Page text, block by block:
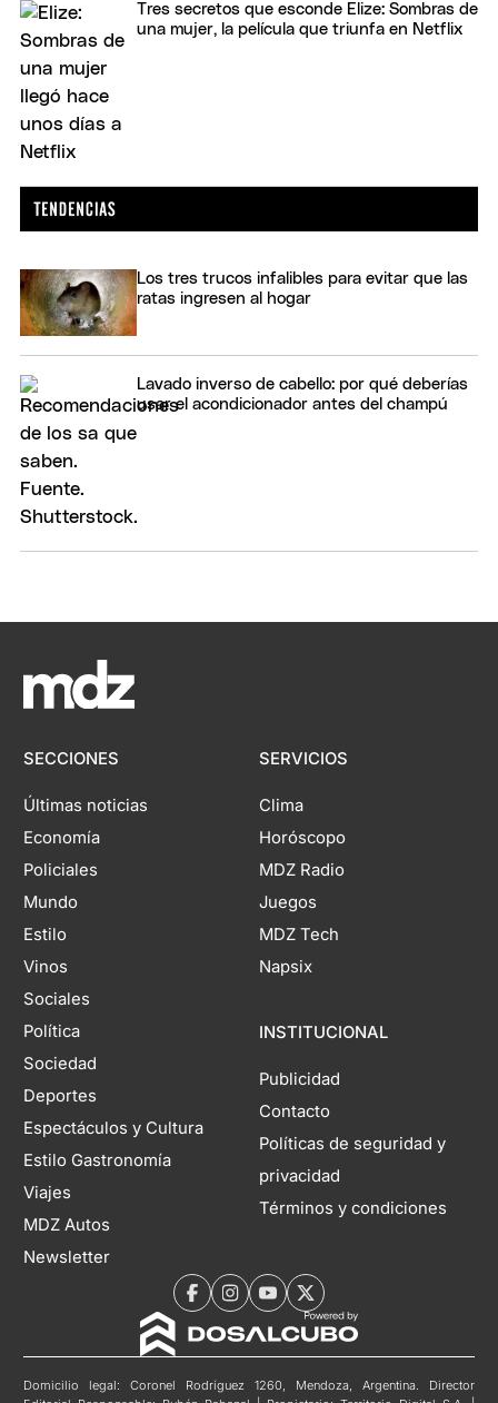
Tres secretos que esconde Elize: Sombras de
una mujer, la película que triunfa en Netflix
Los tres trucos infalibles para evitar que las
ratas ingresen al hogar
Lavado inverso de cabello: por qué deberías
usar el acondicionador antes del champú
SECCIONES
Últimas noticias
Economía
Policiales
Mundo
Estilo
Vinos
Sociales
Política
Sociedad
Deportes
Espectáculos y Cultura
Estilo Gastronomía
Viajes
MDZ Autos
Newsletter
SERVICIOS
Clima
Horóscopo
MDZ Radio
Juegos
MDZ Tech
Napsix
INSTITUCIONAL
Publicidad
Contacto
Políticas de seguridad y
privacidad
Términos y condiciones
Domicilio legal: Coronel Rodríguez 1260, Mendoza, Argentina. Director